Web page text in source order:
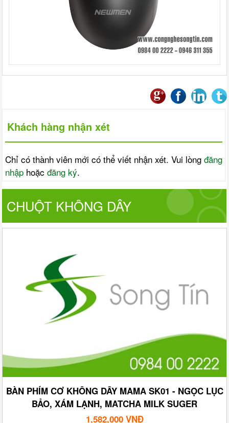
Khách hàng nhận xét
Chỉ có thành viên mới có thể viết nhận xét. Vui lòng đăng
nhậphoặc đăng ký.
CHUỘT KHÔNG DÂY
BÀN PHÍM CƠ KHÔNG DÂY MAMA SK01 - NGỌC LỤC
BẢO, XÁM LẠNH, MATCHA MILK SUGER
1,582,000 VNĐ